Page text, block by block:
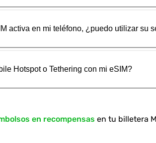
activa en mi teléfono, ¿puedo utilizar su
Hotspot o Tethering con mi eSIM?
en recompensas en tu billetera